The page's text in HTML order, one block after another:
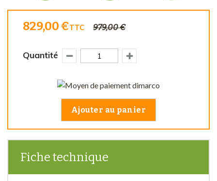
829,00 €TTC 979,00 €
Quantité
Ajouter au panier
Fiche technique